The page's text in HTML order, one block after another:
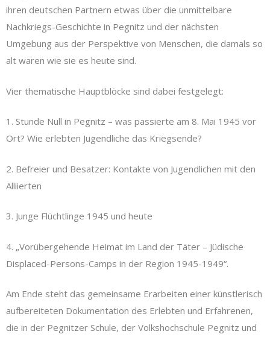
ihren deutschen Partnern etwas über die unmittelbare
Nachkriegs-Geschichte in Pegnitz und der nächsten
Umgebung aus der Perspektive von Menschen, die damals so
alt waren wie sie es heute sind.
Vier thematische Hauptblöcke sind dabei festgelegt:
1. Stunde Null in Pegnitz – was passierte am 8. Mai 1945 vor
Ort? Wie erlebten Jugendliche das Kriegsende?
2. Befreier und Besatzer: Kontakte von Jugendlichen mit den
Alliierten
3. Junge Flüchtlinge 1945 und heute
4. „Vorübergehende Heimat im Land der Täter – Jüdische
Displaced-Persons-Camps in der Region 1945-1949“.
Am Ende steht das gemeinsame Erarbeiten einer künstlerisch
aufbereiteten Dokumentation des Erlebten und Erfahrenen,
die in der Pegnitzer Schule, der Volkshochschule Pegnitz und